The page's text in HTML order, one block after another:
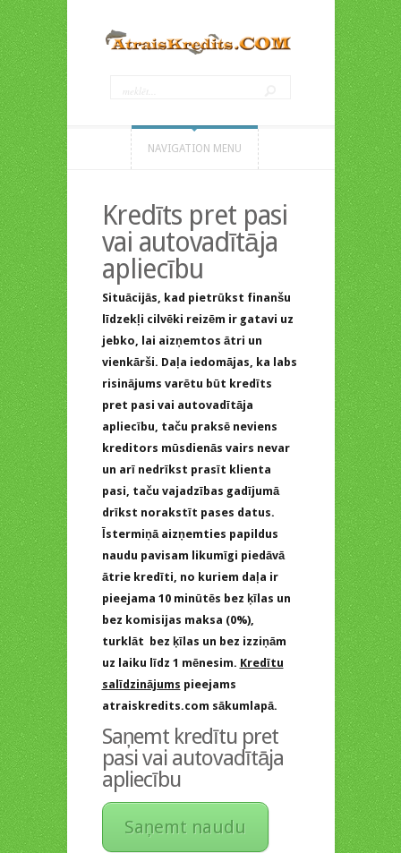
NAVIGATION MENU
Kredīts pret pasi
vai autovadītāja
apliecību
Situācijās, kad pietrūkst finanšu
līdzekļi cilvēki reizēm ir gatavi uz
jebko, lai aizņemtos ātri un
vienkārši. Daļa iedomājas, ka labs
risinājums varētu būt kredīts
pret pasi vai autovadītāja
apliecību, taču praksē neviens
kreditors mūsdienās vairs nevar
un arī nedrīkst prasīt klienta
pasi, taču vajadzības gadījumā
drīkst norakstīt pases datus.
Īstermiņā aizņemties papildus
naudu pavisam likumīgi piedāvā
ātrie kredīti, no kuriem daļa ir
pieejama 10 minūtēs bez ķīlas un
bez komisijas maksa (0%),
turklāt bez ķīlas un bez izziņām
uz laiku līdz 1 mēnesim. Kredītu
salīdzinājums pieejams
atraiskredits.com sākumlapā.
Saņemt kredītu pret
pasi vai autovadītāja
apliecību
Saņemt naudu